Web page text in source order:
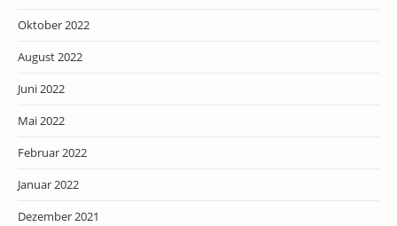
Oktober 2022
August 2022
Juni 2022
Mai 2022
Februar 2022
Januar 2022
Dezember 2021